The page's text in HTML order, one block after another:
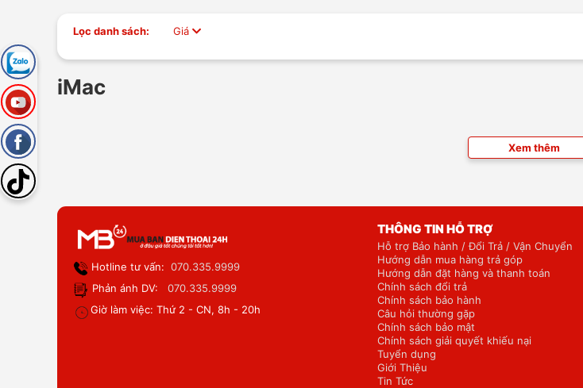
Lọc danh sách: Giá
iMac
Xem thêm
Hotline tư vấn: 070.335.9999
Phản ánh DV: 070.335.9999
Giờ làm việc: Thứ 2 - CN, 8h - 20h
THÔNG TIN HỖ TRỢ
Hỗ trợ Bảo hành / Đổi Trả / Vận Chuyển
Hướng dẫn mua hàng trả góp
Hướng dẫn đặt hàng và thanh toán
Chính sách đổi trả
Chính sách bảo hành
Câu hỏi thường gặp
Chính sách bảo mật
Chính sách giải quyết khiếu nại
Tuyển dụng
Giới Thiệu
Tin Tức